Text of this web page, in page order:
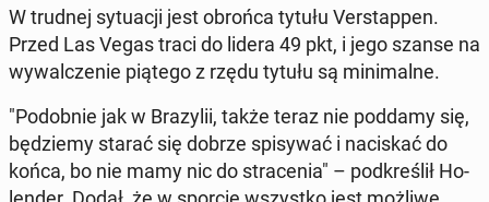
W trudnej sy­tu­acji jest obrońca tytułu Ver­stap­pen.
Przed Las Vegas traci do lidera 49 pkt, i jego szanse na
wy­wal­cze­nie piątego z rzędu tytułu są mi­ni­mal­ne.
"Po­dob­nie jak w Bra­zy­lii, także teraz nie poddamy się,
bę­dzie­my starać się dobrze spi­sy­wać i na­ci­skać do
końca, bo nie mamy nic do stra­ce­nia" – pod­kre­ślił Ho­